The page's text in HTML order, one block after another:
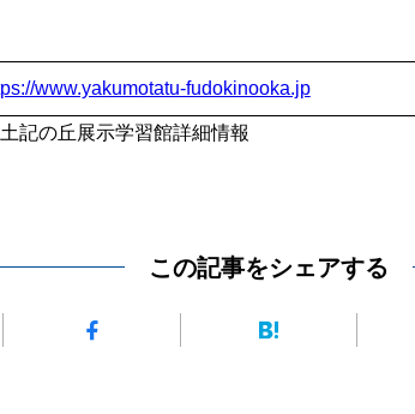
www.yakumotatu-fudokinooka.jp
記の丘展示学習館詳細情報
この記事をシェアする